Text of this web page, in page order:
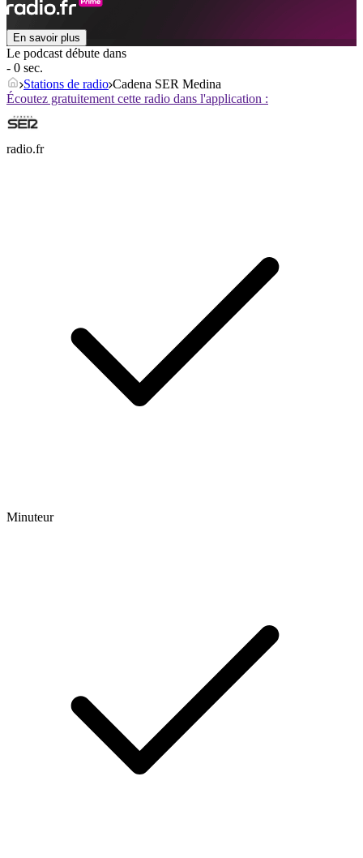
En savoir plus
Le podcast débute dans
- 0 sec.
Stations de radio Cadena SER Medina
Écoutez gratuitement cette radio dans l'application :
radio.fr
Minuteur